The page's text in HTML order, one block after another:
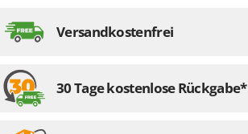
Versandkostenfrei
30 Tage kostenlose Rückgabe*